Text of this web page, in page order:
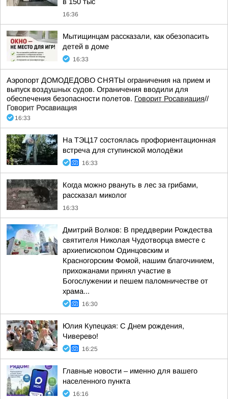
16:36
Мытищинцам рассказали, как обезопасить
детей в доме
16:33
Аэропорт ДОМОДЕДОВО СНЯТЫ ограничения на прием и
выпуск воздушных судов. Ограничения вводили для
обеспечения безопасности полетов. Говорит Росавиация//
Говорит Росавиация
16:33
На ТЭЦ17 состоялась профориентационная
встреча для ступинской молодёжи
16:33
Когда можно рвануть в лес за грибами,
рассказал миколог
16:33
Дмитрий Волков: В преддверии Рождества
святителя Николая Чудотворца вместе с
архиепископом Одинцовским и
Красногорским Фомой, нашим благочинием,
прихожанами принял участие в
Богослужении и пешем паломничестве от
храма...
16:30
Юлия Купецкая: С Днем рождения,
Чиверево!
16:25
Главные новости – именно для вашего
населенного пункта
16:16